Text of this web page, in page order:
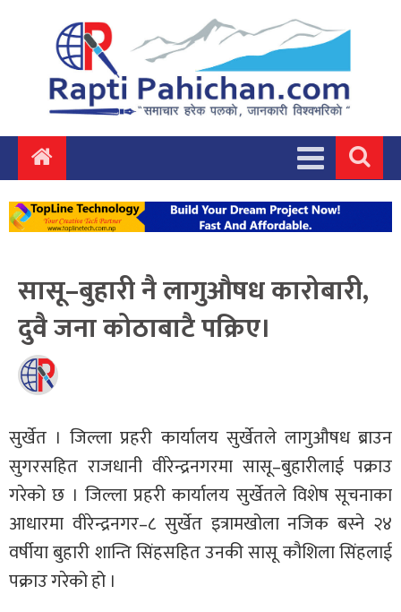
सासू–बुहारी नै लागुऔषध कारोबारी,
दुवै जना कोठाबाटै पक्रिए।
सुर्खेत । जिल्ला प्रहरी कार्यालय सुर्खेतले लागुऔषध ब्राउन
सुगरसहित राजधानी वीरेन्द्रनगरमा सासू–बुहारीलाई पक्राउ
गरेको छ । जिल्ला प्रहरी कार्यालय सुर्खेतले विशेष सूचनाका
आधारमा वीरेन्द्रनगर–८ सुर्खेत इत्रामखोला नजिक बस्ने २४
वर्षीया बुहारी शान्ति सिंहसहित उनकी सासू कौशिला सिंहलाई
पक्राउ गरेको हो ।